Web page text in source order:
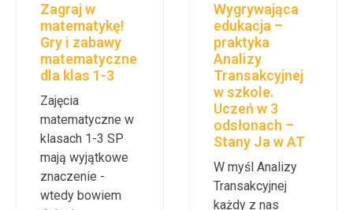
Zagraj w
matematykę!
Gry i zabawy
matematyczne
dla klas 1-3
Zajęcia
matematyczne w
klasach 1-3 SP
mają wyjątkowe
znaczenie -
wtedy bowiem
Wygrywająca
edukacja –
praktyka
Analizy
Transakcyjnej
w szkole.
Uczeń w 3
odsłonach –
Stany Ja w AT
W myśl Analizy
Transakcyjnej
każdy z nas